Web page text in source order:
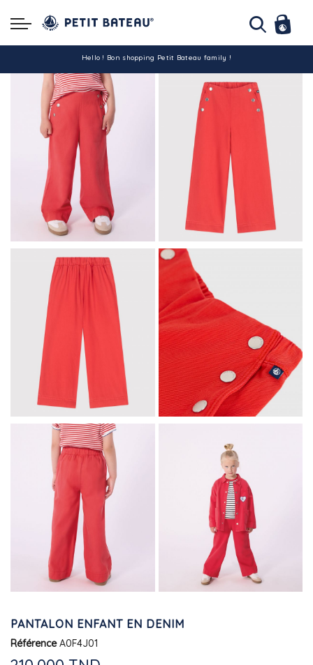
Hello ! Bon shopping Petit Bateau family !
La livraison est assurée partout en Tunisie !
-10% pour tout paiement par carte bancaire (hors promo)
PANTALON ENFANT EN DENIM
Référence A0F4J01